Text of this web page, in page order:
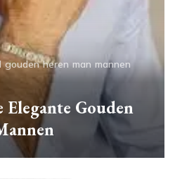
gouden heren man mannen
Gouden